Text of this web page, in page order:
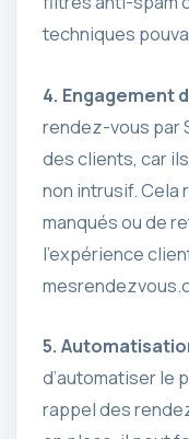
techniques
4. Engagement
rendez-vous par
des clients, car
non intrusif. Cela
manqués ou de
l’expérience
5.
d’automatiser le
rappel des